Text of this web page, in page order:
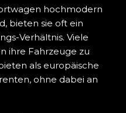
hochmodern
bieten sie oft ein
Verhältnis. Viele
ihre Fahrzeuge zu
als europäische
ohne dabei an